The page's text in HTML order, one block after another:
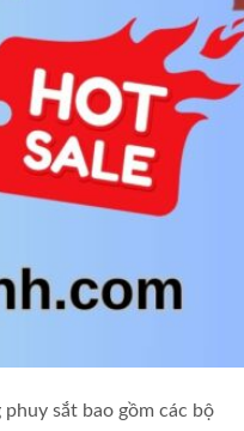
sắt bao gồm các bộ